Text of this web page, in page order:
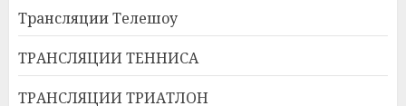
Трансляции Телешоу
ТРАНСЛЯЦИИ ТЕННИСА
ТРАНСЛЯЦИИ ТРИАТЛОН